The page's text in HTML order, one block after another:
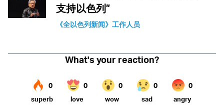
支持以色列”
《全以色列新闻》工作人员